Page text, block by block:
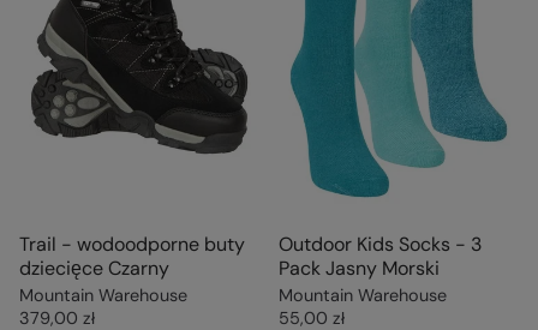
Trail - wodoodporne buty
dziecięce Czarny
Mountain Warehouse
379,00 zł
Outdoor Kids Socks - 3
Pack Jasny Morski
Mountain Warehouse
55,00 zł